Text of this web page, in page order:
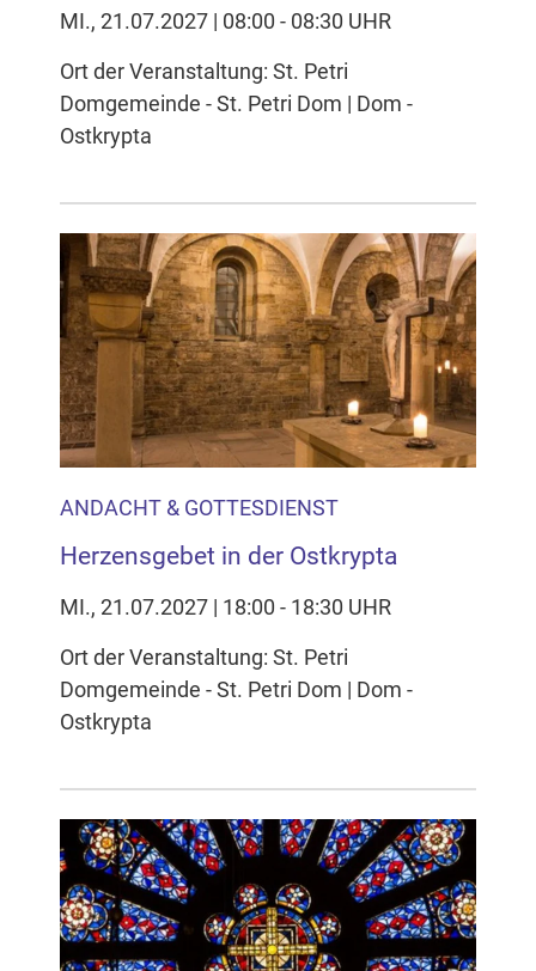
MI., 21.07.2027 | 08:00 - 08:30 UHR
Ort der Veranstaltung: St. Petri
Domgemeinde - St. Petri Dom | Dom -
Ostkrypta
ANDACHT & GOTTESDIENST
Herzensgebet in der Ostkrypta
MI., 21.07.2027 | 18:00 - 18:30 UHR
Ort der Veranstaltung: St. Petri
Domgemeinde - St. Petri Dom | Dom -
Ostkrypta